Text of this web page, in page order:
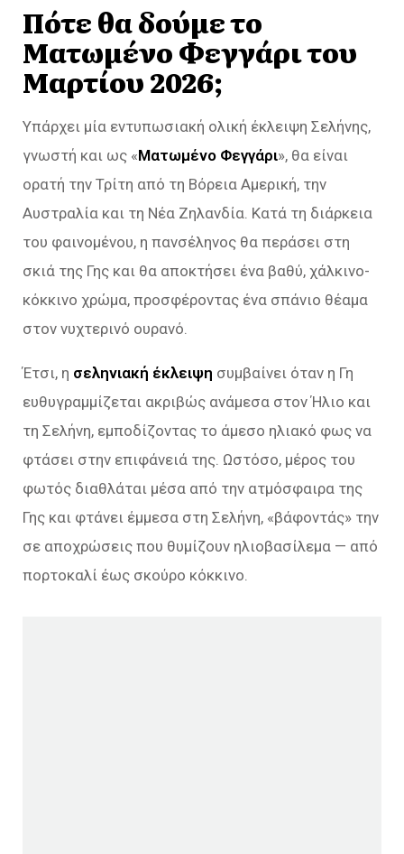
Πότε θα δούμε το
Ματωμένο Φεγγάρι του
Μαρτίου 2026;
Υπάρχει μία εντυπωσιακή ολική έκλειψη Σελήνης,
γνωστή και ως «Ματωμένο Φεγγάρι», θα είναι
ορατή την Τρίτη από τη Βόρεια Αμερική, την
Αυστραλία και τη Νέα Ζηλανδία. Κατά τη διάρκεια
του φαινομένου, η πανσέληνος θα περάσει στη
σκιά της Γης και θα αποκτήσει ένα βαθύ, χάλκινο-
κόκκινο χρώμα, προσφέροντας ένα σπάνιο θέαμα
στον νυχτερινό ουρανό.
Έτσι, η σεληνιακή έκλειψη συμβαίνει όταν η Γη
ευθυγραμμίζεται ακριβώς ανάμεσα στον Ήλιο και
τη Σελήνη, εμποδίζοντας το άμεσο ηλιακό φως να
φτάσει στην επιφάνειά της. Ωστόσο, μέρος του
φωτός διαθλάται μέσα από την ατμόσφαιρα της
Γης και φτάνει έμμεσα στη Σελήνη, «βάφοντάς» την
σε αποχρώσεις που θυμίζουν ηλιοβασίλεμα — από
πορτοκαλί έως σκούρο κόκκινο.